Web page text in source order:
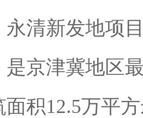
新发地项目
是京津冀地区
面积12.5万平